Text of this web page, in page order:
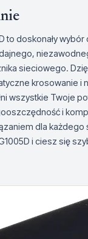
to doskonały wybór
sieciowego.
krosowanie i
wszystkie Twoje
i
dla każdego
i ciesz się